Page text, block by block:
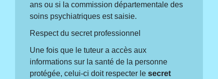
ans ou si la commission départementale des
soins psychiatriques est saisie.
Respect du secret professionnel
Une fois que le tuteur a accès aux
informations sur la santé de la personne
protégée, celui-ci doit respecter lesecret